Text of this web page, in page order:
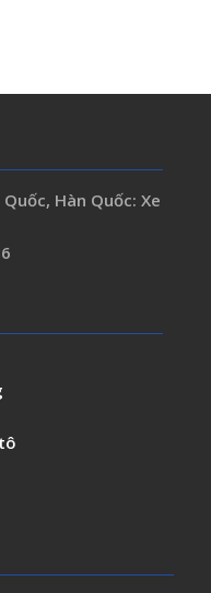
Hàn Quốc: Xe